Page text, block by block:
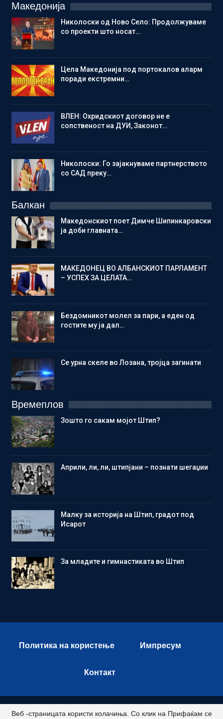
Македонија
Николоски од Ново Село: Продолжуваме
со проекти што носат…
Цела Македонија под портокалов аларм
поради екстремни…
ВЛЕН: Охридскиот договор не е
сопственост на ДУИ, Законот…
Николоски: Го зајакнуваме партнерството
со САД преку…
Балкан
Македонскиот поет Димче Шипинкаровски
ја доби главната…
МАКЕДОНЕЦ ВО АЛБАНСКИОТ ПАРЛАМЕНТ
– УСПЕХ ЗА ЦЕЛАТА…
Бездомникот молел за пари, а еден од
гостите му ја дал…
Се урна скеле во Лозана, тројца загинати
Времеплов
Зошто го сакам мојот Штип?
Aприли, ли, ли, штипјани – познати шегаџии
Малку за историја на Штип, градот под
Исарот
Зa младите и гимнастиката во Штип
Политика на користење Импресум
Контакт
© 2026 - Istok Press. All Rights Reserved.
Веб -страницата користи колачиња. Со клик на Прифаќам се